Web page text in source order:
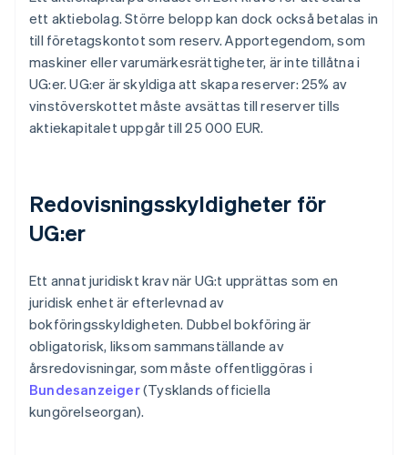
ett aktiebolag. Större belopp kan dock också betalas in
till företagskontot som reserv. Apportegendom, som
maskiner eller varumärkesrättigheter, är inte tillåtna i
UG:er. UG:er är skyldiga att skapa reserver: 25% av
vinstöverskottet måste avsättas till reserver tills
aktiekapitalet uppgår till 25 000 EUR.
Redovisningsskyldigheter för
UG:er
Ett annat juridiskt krav när UG:t upprättas som en
juridisk enhet är efterlevnad av
bokföringsskyldigheten. Dubbel bokföring är
obligatorisk, liksom sammanställande av
årsredovisningar, som måste offentliggöras i
Bundesanzeiger(Tysklands officiella
kungörelseorgan).